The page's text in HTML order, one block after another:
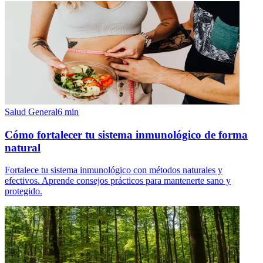
Salud General6 min
Cómo fortalecer tu sistema inmunológico de forma
natural
Fortalece tu sistema inmunológico con métodos naturales y
efectivos. Aprende consejos prácticos para mantenerte sano y
protegido.